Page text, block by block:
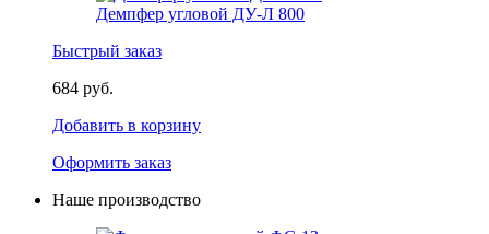
Демпфер угловой ДУ-Л 800
Быстрый заказ
684 руб.
Добавить в корзину
Оформить заказ
Наше производство